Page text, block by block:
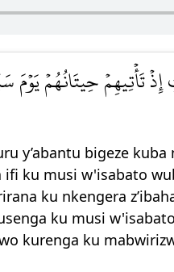
حِيتَانُهُمۡ يَوۡمَ
y’abantu bigeze
ifi ku musi w'isabato
ku nkengera
ku musi
kurenga ku